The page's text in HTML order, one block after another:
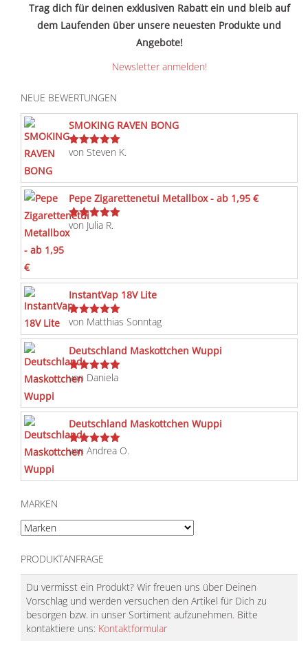
Trag dich für deinen exklusiven Rabatt ein und bleib auf
dem Laufenden über unsere neuesten Produkte und
Angebote!
Newsletter anmelden!
NEUE BEWERTUNGEN
SMOKING RAVEN BONG
Bewertet
von Steven K.
Pepe Zigarettenetui Metallbox - ab 1,95 €
Bewertet
mit
von Julia R.
InstantVap 18V Lite
Bewertet
von Matthias Sonntag
Deutschland Maskottchen Wuppi
Bewertet
von Daniela
Deutschland Maskottchen Wuppi
Bewertet
von Andrea O.
MARKEN
PRODUKTANFRAGE
Du vermisst ein Produkt? Wir freuen uns über Deinen
Vorschlag und werden versuchen den Artikel für Dich zu
besorgen bzw. in unser Sortiment aufzunehmen. Bitte
kontaktiere uns: Kontaktformular